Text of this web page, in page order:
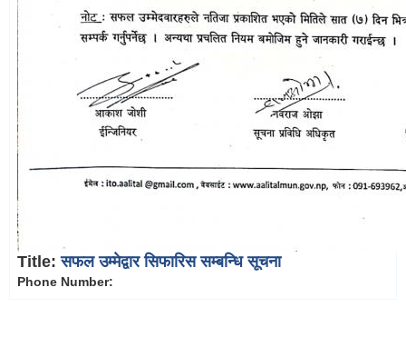
Title:सफल उम्मेद्वार सिफारिस सम्बन्धि सूचना
Phone Number: